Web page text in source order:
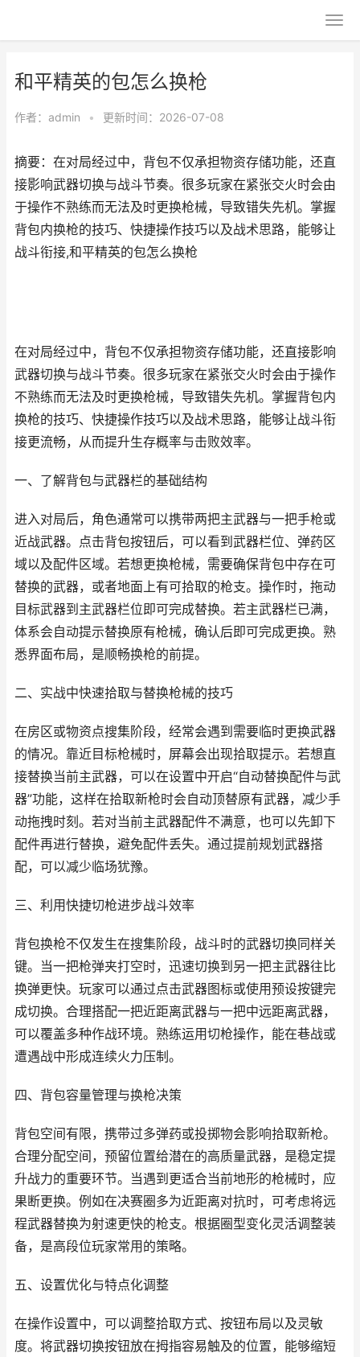
和平精英的包怎么换枪
作者： admin • 更新时间：2026-07-08
摘要：在对局经过中，背包不仅承担物资存储功能，还直
接影响武器切换与战斗节奏。很多玩家在紧张交火时会由
于操作不熟练而无法及时更换枪械，导致错失先机。掌握
背包内换枪的技巧、快捷操作技巧以及战术思路，能够让
战斗衔接,和平精英的包怎么换枪
在对局经过中，背包不仅承担物资存储功能，还直接影响
武器切换与战斗节奏。很多玩家在紧张交火时会由于操作
不熟练而无法及时更换枪械，导致错失先机。掌握背包内
换枪的技巧、快捷操作技巧以及战术思路，能够让战斗衔
接更流畅，从而提升生存概率与击败效率。
一、了解背包与武器栏的基础结构
进入对局后，角色通常可以携带两把主武器与一把手枪或
近战武器。点击背包按钮后，可以看到武器栏位、弹药区
域以及配件区域。若想更换枪械，需要确保背包中存在可
替换的武器，或者地面上有可拾取的枪支。操作时，拖动
目标武器到主武器栏位即可完成替换。若主武器栏已满，
体系会自动提示替换原有枪械，确认后即可完成更换。熟
悉界面布局，是顺畅换枪的前提。
二、实战中快速拾取与替换枪械的技巧
在房区或物资点搜集阶段，经常会遇到需要临时更换武器
的情况。靠近目标枪械时，屏幕会出现拾取提示。若想直
接替换当前主武器，可以在设置中开启“自动替换配件与武
器”功能，这样在拾取新枪时会自动顶替原有武器，减少手
动拖拽时刻。若对当前主武器配件不满意，也可以先卸下
配件再进行替换，避免配件丢失。通过提前规划武器搭
配，可以减少临场犹豫。
三、利用快捷切枪进步战斗效率
背包换枪不仅发生在搜集阶段，战斗时的武器切换同样关
键。当一把枪弹夹打空时，迅速切换到另一把主武器往比
换弹更快。玩家可以通过点击武器图标或使用预设按键完
成切换。合理搭配一把近距离武器与一把中远距离武器，
可以覆盖多种作战环境。熟练运用切枪操作，能在巷战或
遭遇战中形成连续火力压制。
四、背包容量管理与换枪决策
背包空间有限，携带过多弹药或投掷物会影响拾取新枪。
合理分配空间，预留位置给潜在的高质量武器，是稳定提
升战力的重要环节。当遇到更适合当前地形的枪械时，应
果断更换。例如在决赛圈多为近距离对抗时，可考虑将远
程武器替换为射速更快的枪支。根据圈型变化灵活调整装
备，是高段位玩家常用的策略。
五、设置优化与特点化调整
在操作设置中，可以调整拾取方式、按钮布局以及灵敏
度。将武器切换按钮放在拇指容易触及的位置，能够缩短